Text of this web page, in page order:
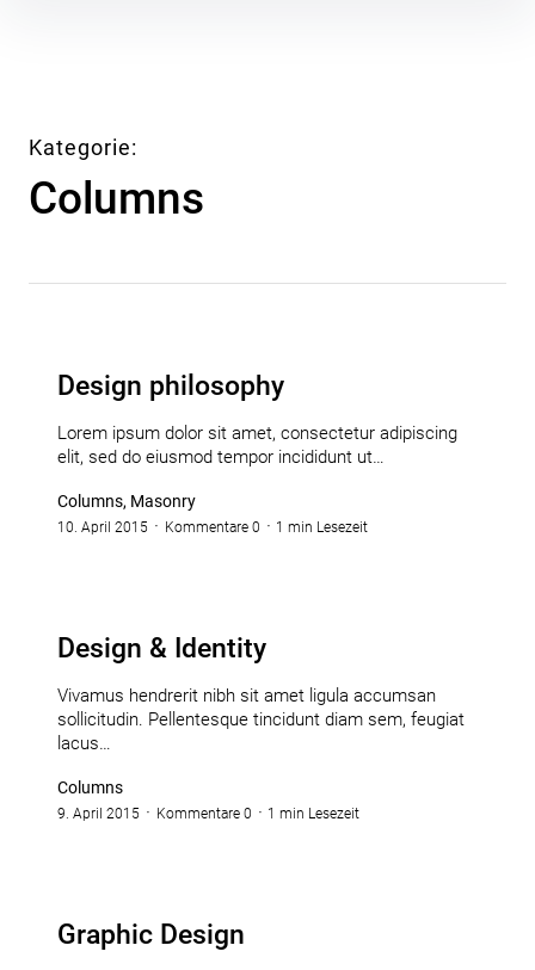
Kategorie
Columns
Design philosophy
Lorem ipsum dolor sit amet, consectetur adipiscing
elit, sed do eiusmod tempor incididunt ut…
Columns, Masonry
10. April 2015 Kommentare 0 1 min Lesezeit
Design & Identity
Vivamus hendrerit nibh sit amet ligula accumsan
sollicitudin. Pellentesque tincidunt diam sem, feugiat
lacus…
Columns
9. April 2015 Kommentare 0 1 min Lesezeit
Graphic Design